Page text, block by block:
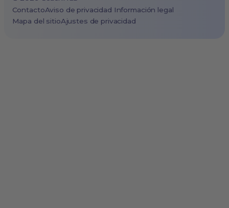
São Paulo, Brazil
Toronto, Canada
ContactoAviso de privacidad Información legal
Mapa del sitioAjustes de privacidad